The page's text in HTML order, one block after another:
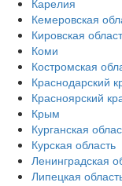
Карелия
Кемеровская
Кировская
Коми
Костромская
Краснодарский
Красноярский
Крым
Курганская
Курская область
Ленинградская
Липецкая